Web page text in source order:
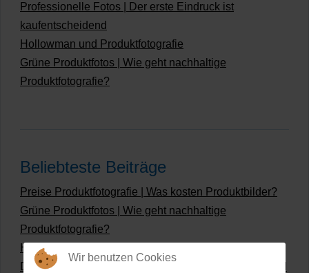
Professionelle Fotos | Der erste Eindruck ist
kaufentscheidend
Hollowman und Produktfotografie
Grüne Produktfotos | Wie geht nachhaltige
Produktfotografie?
Beliebteste Beiträge
Preise Produktfotografie | Was kosten Produktbilder?
Grüne Produktfotos | Wie geht nachhaltige
Produktfotografie?
Hollow Man Fotografie | Darauf kommt es an!
Dateiformate und Bilder mit transparentem Hintergrund
Wir benutzen Cookies